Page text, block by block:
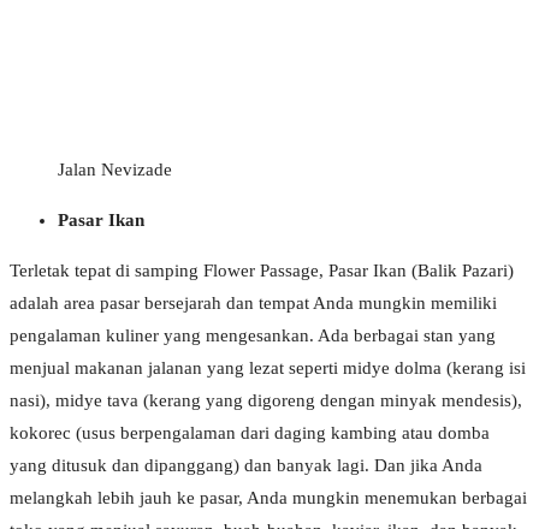
Jalan Nevizade
Pasar Ikan
Terletak tepat di samping Flower Passage, Pasar Ikan (Balik Pazari)
adalah area pasar bersejarah dan tempat Anda mungkin memiliki
pengalaman kuliner yang mengesankan. Ada berbagai stan yang
menjual makanan jalanan yang lezat seperti midye dolma (kerang isi
nasi), midye tava (kerang yang digoreng dengan minyak mendesis),
kokorec (usus berpengalaman dari daging kambing atau domba
yang ditusuk dan dipanggang) dan banyak lagi. Dan jika Anda
melangkah lebih jauh ke pasar, Anda mungkin menemukan berbagai